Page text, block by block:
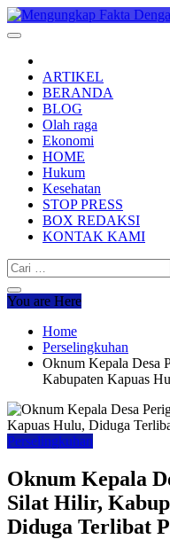
Skip
to
ARTIKEL
BERANDA
BLOG
Olah raga
Ekonomi
HOME
Hukum
Kesehatan
STOP PRESS
BOX REDAKSI
KONTAK KAMI
Cari
untuk:
You are Here
Home
Perselingkuhan
Oknum Kepala Desa
Kabupaten Kapuas
Perselingkuhan
Oknum Kepala
Silat Hilir,
Diduga Terlibat